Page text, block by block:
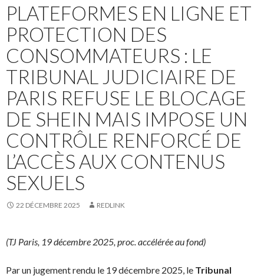
PLATEFORMES EN LIGNE ET
PROTECTION DES
CONSOMMATEURS : LE
TRIBUNAL JUDICIAIRE DE
PARIS REFUSE LE BLOCAGE
DE SHEIN MAIS IMPOSE UN
CONTRÔLE RENFORCÉ DE
L’ACCÈS AUX CONTENUS
SEXUELS
22 DÉCEMBRE 2025 REDLINK
(TJ Paris, 19 décembre 2025, proc. accélérée au fond)
Par un jugement rendu le 19 décembre 2025, le Tribunal